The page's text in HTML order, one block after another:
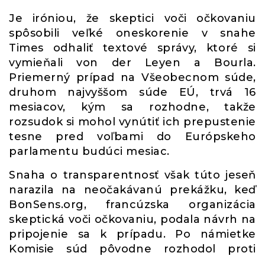
Je iróniou, že skeptici voči očkovaniu
spôsobili veľké oneskorenie v snahe
Times odhaliť textové správy, ktoré si
vymieňali von der Leyen a Bourla.
Priemerný prípad na Všeobecnom súde,
druhom najvyššom súde EÚ, trvá 16
mesiacov, kým sa rozhodne, takže
rozsudok si mohol vynútiť ich prepustenie
tesne pred voľbami do Európskeho
parlamentu budúci mesiac.
Snaha o transparentnosť však túto jeseň
narazila na neočakávanú prekážku, keď
BonSens.org, francúzska organizácia
skeptická voči očkovaniu, podala návrh na
pripojenie sa k prípadu. Po námietke
Komisie súd pôvodne rozhodol proti